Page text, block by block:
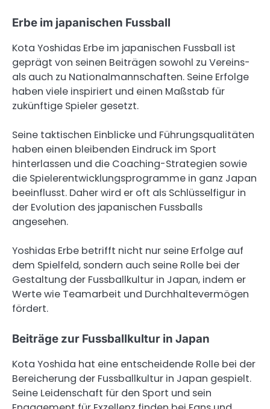
Erbe im japanischen Fussball
Kota Yoshidas Erbe im japanischen Fussball ist
geprägt von seinen Beiträgen sowohl zu Vereins-
als auch zu Nationalmannschaften. Seine Erfolge
haben viele inspiriert und einen Maßstab für
zukünftige Spieler gesetzt.
Seine taktischen Einblicke und Führungsqualitäten
haben einen bleibenden Eindruck im Sport
hinterlassen und die Coaching-Strategien sowie
die Spielerentwicklungsprogramme in ganz Japan
beeinflusst. Daher wird er oft als Schlüsselfigur in
der Evolution des japanischen Fussballs
angesehen.
Yoshidas Erbe betrifft nicht nur seine Erfolge auf
dem Spielfeld, sondern auch seine Rolle bei der
Gestaltung der Fussballkultur in Japan, indem er
Werte wie Teamarbeit und Durchhaltevermögen
fördert.
Beiträge zur Fussballkultur in Japan
Kota Yoshida hat eine entscheidende Rolle bei der
Bereicherung der Fussballkultur in Japan gespielt.
Seine Leidenschaft für den Sport und sein